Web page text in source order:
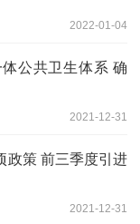
2022-01-04
公共卫生体系 确
2021-12-31
政策 前三季度引进
2021-12-31